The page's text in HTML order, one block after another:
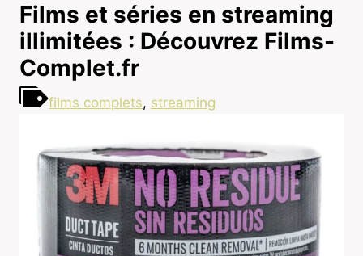
Films et séries en streaming
illimitées : Découvrez Films-
Complet.fr
films complets, streaming